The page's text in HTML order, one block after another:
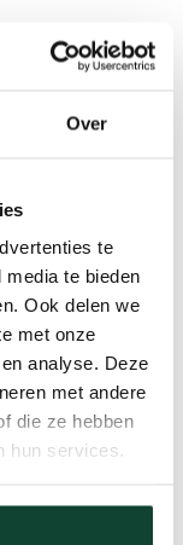
Over
te
te bieden
Ook delen we
met onze
analyse. Deze
met andere
die ze hebben
hun services.
m
waarborg
U
doen. Hout
onze
Verenigde
paletten.